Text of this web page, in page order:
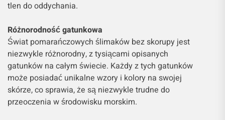
tlen do oddychania.
Różnorodność gatunkowa
Świat pomarańczowych ślimaków bez skorupy jest
niezwykle różnorodny, z tysiącami opisanych
gatunków na całym świecie. Każdy z tych gatunków
może posiadać unikalne wzory i kolory na swojej
skórze, co sprawia, że są niezwykle trudne do
przeoczenia w środowisku morskim.